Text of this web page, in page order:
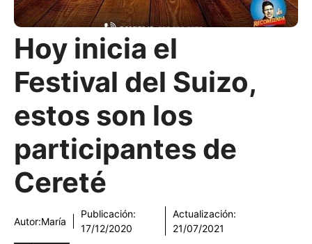
Hoy inicia el
Festival del Suizo,
estos son los
participantes de
Cereté
Autor:María
Publicación:
17/12/2020
Actualización:
21/07/2021